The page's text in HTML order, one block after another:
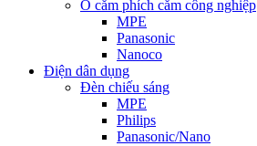
Ổ cắm phích cắm công nghiệp
MPE
Panasonic
Nanoco
Điện dân dụng
Đèn chiếu sáng
MPE
Philips
Panasonic/Nano